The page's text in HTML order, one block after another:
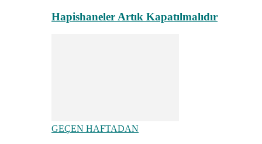
Hapishaneler Artık Kapatılmalıdır
GEÇEN HAFTADAN